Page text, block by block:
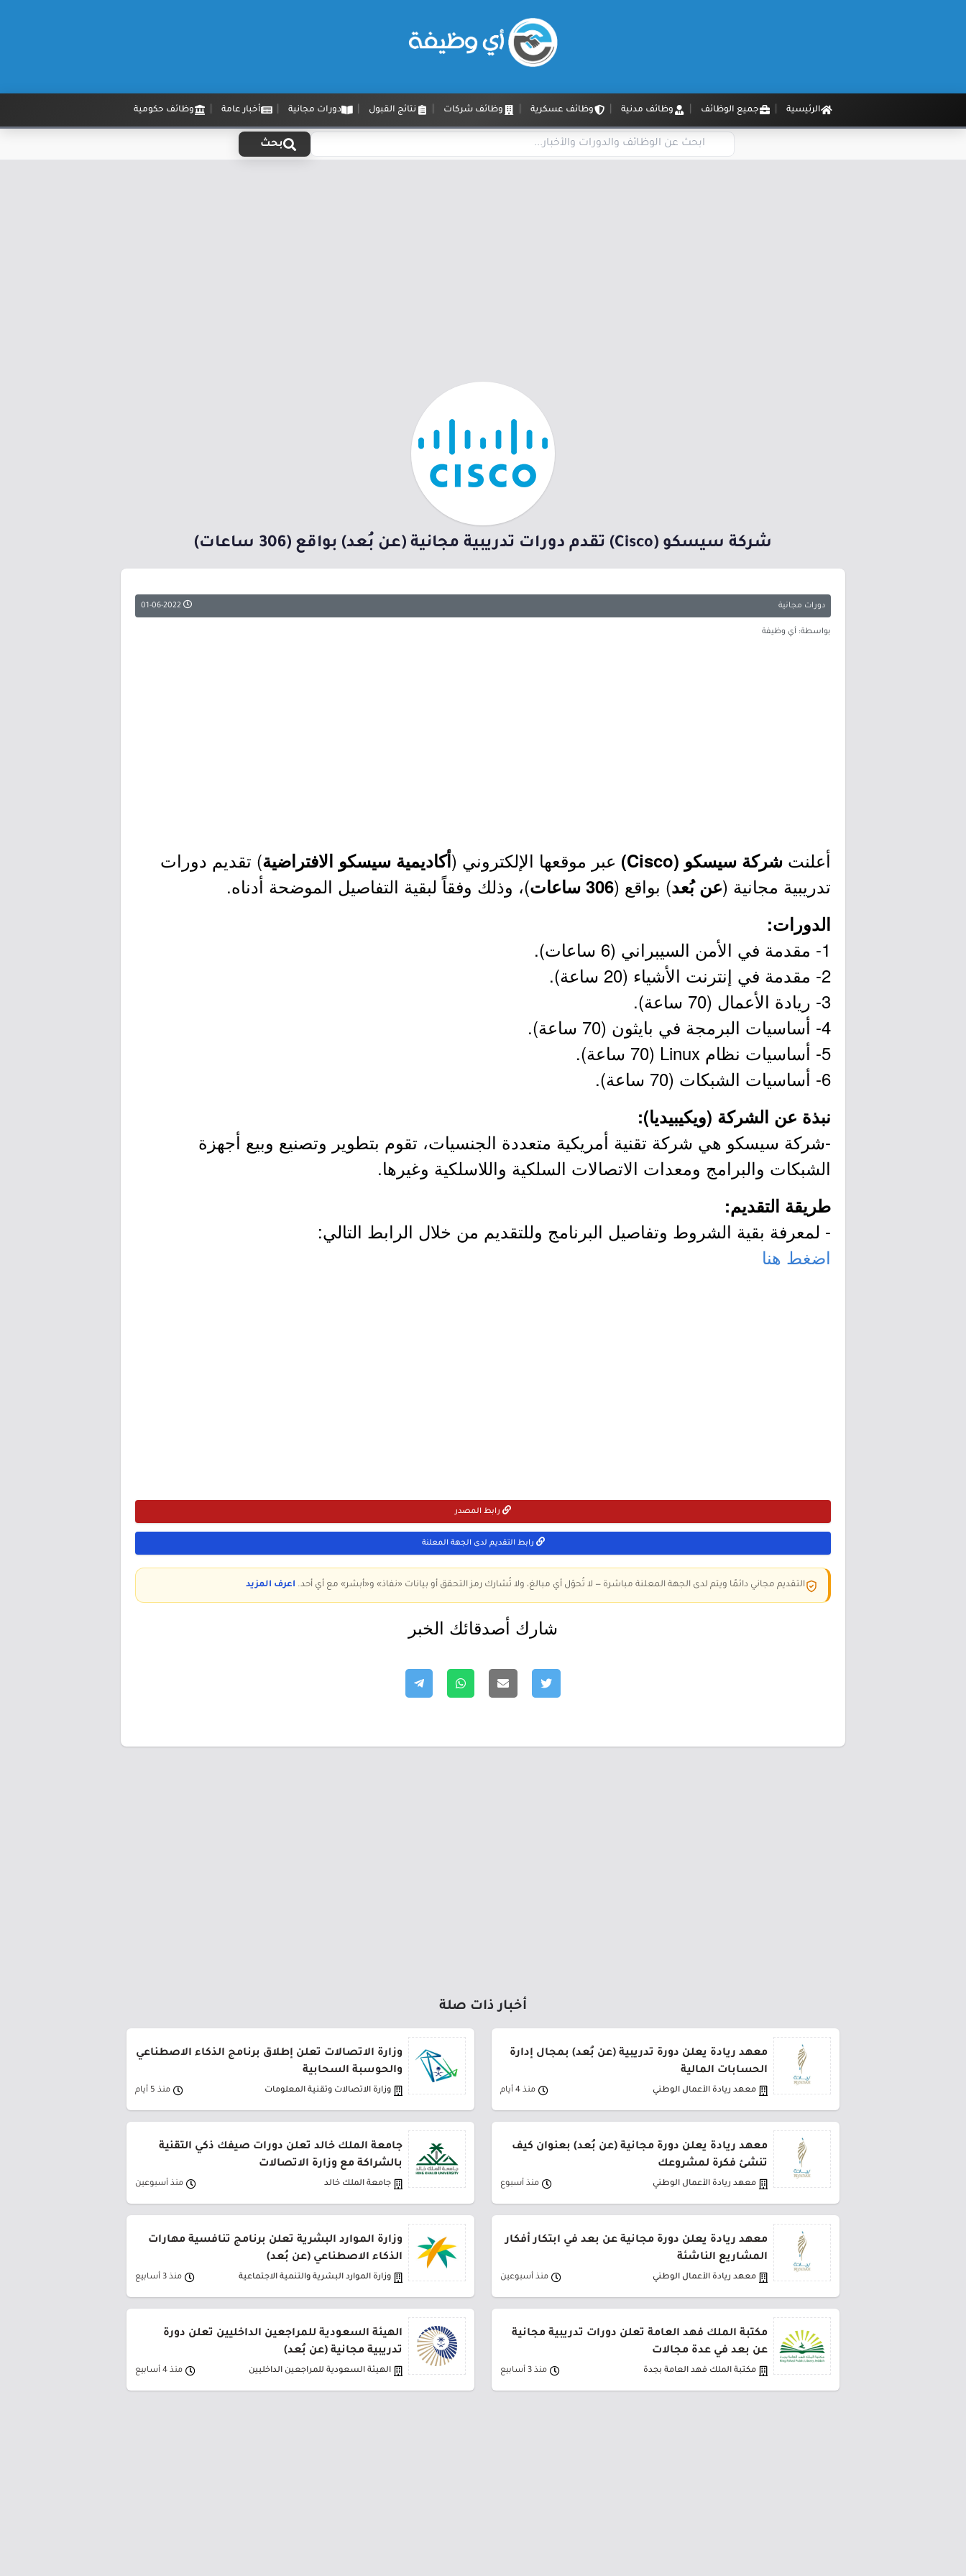
الرئيسية جميع الوظائف وظائف مدنية وظائف عسكرية وظائف شركات نتائج القبول دورات مجانية أخبار عامة وظائف حكومية
بحث
شركة سيسكو (Cisco) تقدم دورات تدريبية مجانية (عن بُعد) بواقع (306 ساعات)
دورات مجانية
بواسطة: أي وظيفة
أعلنت شركة سيسكو (Cisco) عبر موقعها الإلكتروني (أكاديمية سيسكو الافتراضية) تقديم دورات
تدريبية مجانية (عن بُعد) بواقع (306 ساعات )، وذلك وفقاً لبقية التفاصيل الموضحة أدناه.
الدورات:
1- مقدمة في الأمن السيبراني (6 ساعات).
2- مقدمة في إنترنت الأشياء (20 ساعة).
3- ريادة الأعمال (70 ساعة).
4- أساسيات البرمجة في بايثون (70 ساعة).
5- أساسيات نظام Linux (70 ساعة).
6- أساسيات الشبكات (70 ساعة).
نبذة عن الشركة (ويكيبيديا):
-شركة سيسكو ‏هي شركة تقنية أمريكية متعددة الجنسيات، تقوم بتطوير وتصنيع وبيع أجهزة
الشبكات والبرامج ومعدات الاتصالات السلكية واللاسلكية وغيرها.
طريقة التقديم:
- لمعرفة بقية الشروط وتفاصيل البرنامج وللتقديم من خلال الرابط التالي:
اضغط هنا
رابط المصدر
رابط التقديم لدى الجهة المعلنة
التقديم مجاني دائمًا ويتم لدى الجهة المعلنة مباشرة — لا تُحوّل أي مبالغ، ولا تُشارك رمز التحقق أو بيانات «نفاذ» و«أبشر» مع أي أحد. اعرف المزيد
شارك أصدقائك الخبر
أخبار ذات صلة
معهد ريادة يعلن دورة تدريبية (عن بُعد) بمجال إدارة
الحسابات المالية
معهد ريادة الأعمال الوطني منذ 4 أيام
وزارة الاتصالات تعلن إطلاق برنامج الذكاء الاصطناعي
والحوسبة السحابية
وزارة الاتصالات وتقنية المعلومات منذ 5 أيام
معهد ريادة يعلن دورة مجانية (عن بُعد) بعنوان كيف
تنشئ فكرة لمشروعك
معهد ريادة الأعمال الوطني منذ أسبوع
جامعة الملك خالد تعلن دورات صيفك ذكي التقنية
بالشراكة مع وزارة الاتصالات
جامعة الملك خالد منذ أسبوعين
معهد ريادة يعلن دورة مجانية عن بعد في ابتكار أفكار
المشاريع الناشئة
معهد ريادة الأعمال الوطني منذ أسبوعين
وزارة الموارد البشرية تعلن برنامج تنافسية مهارات
الذكاء الاصطناعي (عن بُعد)
وزارة الموارد البشرية والتنمية الاجتماعية منذ 3 أسابيع
مكتبة الملك فهد العامة تعلن دورات تدريبية مجانية
عن بعد في عدة مجالات
مكتبة الملك فهد العامة بجدة منذ 3 أسابيع
الهيئة السعودية للمراجعين الداخليين تعلن دورة
تدريبية مجانية (عن بُعد)
الهيئة السعودية للمراجعين الداخليين منذ 4 أسابيع